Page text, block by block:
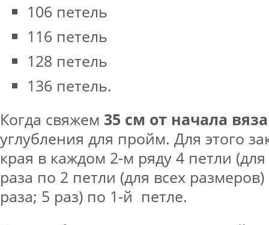
106 петель
116 петель
128 петель
136 петель.
Когда свяжем 35 см от начала
углубления для пройм. Для этого
края в каждом 2-м ряду 4 петли
раза по 2 петли (для всех
раза; 5 раз) по 1-й петле.